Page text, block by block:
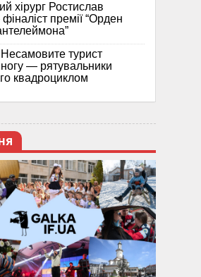
хірург Ростислав
премії “Орден
турист
— рятувальники
квадроциклом